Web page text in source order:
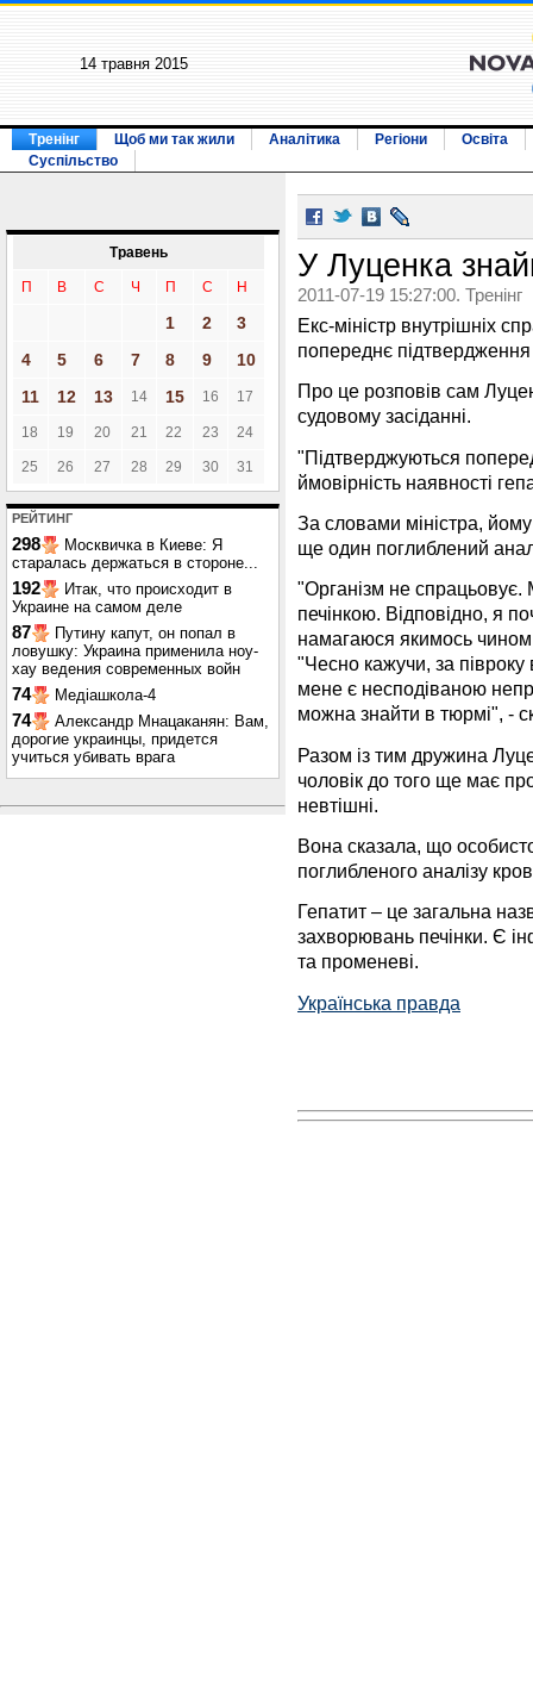
14 травня 2015
Тренінг Щоб ми так жили Аналітика Регіони
Освіта
Суспільство
Травень
П В С Ч П С Н
1 2
3
4
5 6 7 8 9
10
11
12 13 14 15 16 17
18 19 20 21 22 23 24
25 26 27 28 29 30 31
РЕЙТИНГ
298
Москвичка в Киеве: Я
старалась держаться в стороне...
192
Итак, что происходит в
Украине на самом деле
87
Путину капут, он попал в
ловушку: Украина применила ноу-
хау ведения современных войн
74 Медіашкола-4
74
Александр Мнацаканян: Вам,
дорогие украинцы, придется
учиться убивать врага
У Луценка
2011-07-19 15:27:00. Тренінг
Екс-міністр внутрішніх
попереднє підтвердження
Про це розповів сам
судовому засіданні.
"Підтверджуються
ймовірність наявності
За словами міністра,
ще один поглиблений
"Організм не
печінкою. Відповідно, я
намагаюся якимось чином
"Чесно кажучи, за
мене є несподіваною
можна знайти в тюрмі", -
Разом із тим дружина
чоловік до того ще має
невтішні.
Вона сказала, що
поглибленого аналізу
Гепатит – це загальна
захворювань печінки. Є
та променеві.
Українська правда